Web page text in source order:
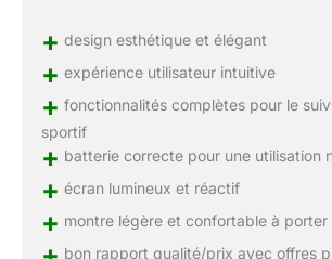
+ design esthétique et élégant
+ expérience utilisateur intuitive
+ fonctionnalités complètes pour le
sportif
+ batterie correcte pour une utilisation
+ écran lumineux et réactif
+ montre légère et confortable à porter
bon rapport qualité/prix avec offres